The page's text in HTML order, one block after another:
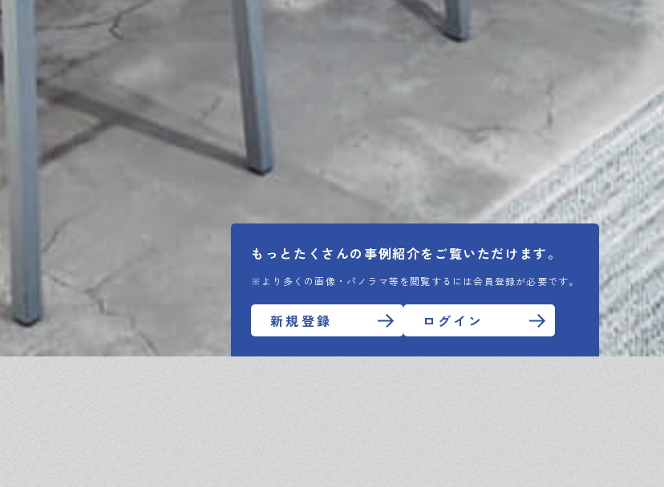
もっとたくさんの 事例紹介をご覧いただけます。
※より多くの画像・パノラマ等を閲覧するには会員登録が必要です。
新規登録 ログイン